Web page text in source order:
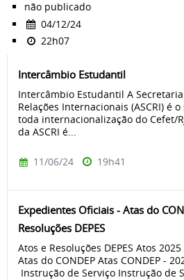
não publicado
04/12/24
22h07
Intercâmbio Estudantil
Intercâmbio Estudantil A
Relações Internacionais (ASCRI) é
toda internacionalização do Cefet/
da ASCRI é...
11/06/24 19h41
Expedientes Oficiais - Atas do
Resoluções DEPES
Atos e Resoluções DEPES Atos
Atas do CONDEP Atas CONDEP -
Instrução de Serviço Instrução de